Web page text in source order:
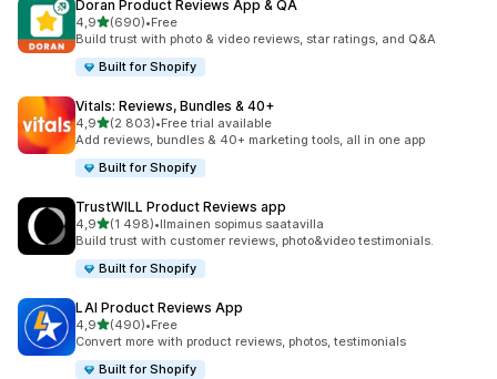
Doran Product Reviews App & QA
4,9/ 5 tähteä
(690)
690 arvostelua yhteensä
•Free
Build trust with photo & video reviews, star ratings, and Q&A
Built for Shopify
Vitals: Reviews, Bundles & 40+
4,9/ 5 tähteä
(2 803)
2803 arvostelua yhteensä
•Free trial available
Add reviews, bundles & 40+ marketing tools, all in one app
Built for Shopify
TrustWILL Product Reviews app
4,9/ 5 tähteä
(1 498)
1498 arvostelua yhteensä
•Ilmainen sopimus saatavilla
Build trust with customer reviews, photo&video testimonials.
Built for Shopify
LAI Product Reviews App
4,9/ 5 tähteä
(490)
490 arvostelua yhteensä
•Free
Convert more with product reviews, photos, testimonials
Built for Shopify